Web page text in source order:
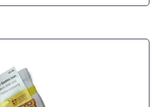
– einen Schritt nach
auch als nachhaltiges
eure Events nutzbar.
Baumwolle, 48%